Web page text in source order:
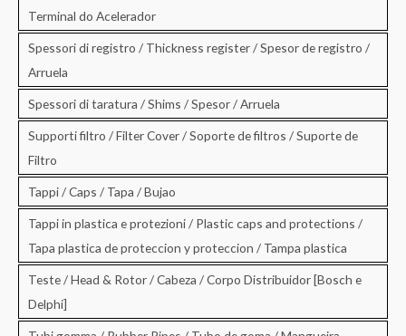
Terminal do Acelerador
Spessori di registro / Thickness register / Spesor de registro /
Arruela
Spessori di taratura / Shims / Spesor / Arruela
Supporti filtro / Filter Cover / Soporte de filtros / Suporte de
Filtro
Tappi / Caps / Tapa / Bujao
Tappi in plastica e protezioni / Plastic caps and protections /
Tapa plastica de proteccion y proteccion / Tampa plastica
Teste / Head & Rotor / Cabeza / Corpo Distribuidor [Bosch e
Delphi]